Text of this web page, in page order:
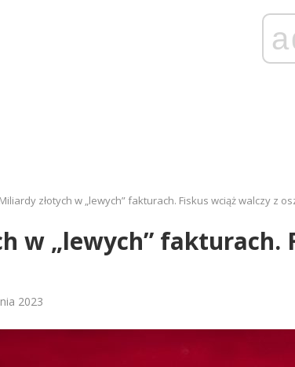
Miliardy złotych w „lewych” fakturach. Fiskus wciąż walczy z
w „lewych” fakturach.
2023